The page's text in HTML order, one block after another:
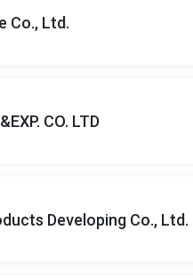
Co., Ltd.
CO. LTD
Developing Co., Ltd.